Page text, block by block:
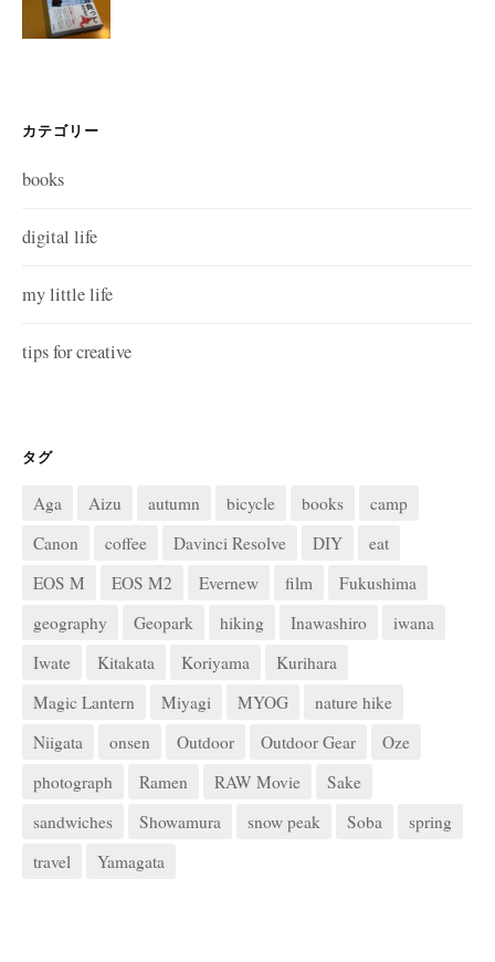
カテゴリー
books
digital life
my little life
tips for creative
タグ
Aga Aizu autumn bicycle books
camp
Canon
coffee Davinci Resolve DIY
eat
EOS M
EOS M2 Evernew film
Fukushima
geography
Geopark hiking Inawashiro
iwana
Iwate
Kitakata Koriyama
Kurihara
Magic Lantern
Miyagi MYOG
nature hike
Niigata
onsen Outdoor Outdoor Gear
Oze
photograph
Ramen RAW Movie
Sake
sandwiches
Showamura snow peak Soba
spring
travel
Yamagata